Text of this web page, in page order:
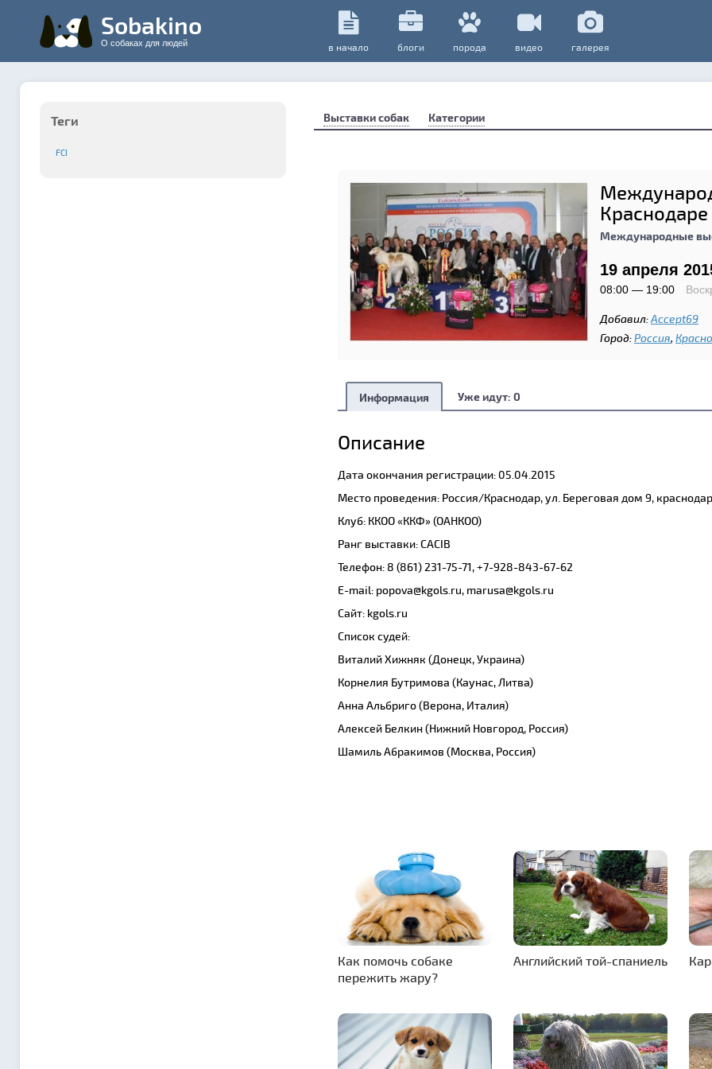
Sobakino
О собаках для людей в начало блоги порода видео галерея
Теги
FCI
Выставки собак Категории
Краснодаре
Международные
19 апреля
08:00 — 19:00
Добавил:Accept69
Город:Россия,
Информация Уже идут: 0
Описание
Дата окончания регистрации: 05.04.2015
Место проведения: Россия/Краснодар, ул. Береговая дом 9, краснодар
Клуб: ККОО «ККФ» (ОАНКОО)
Ранг выставки: CACIB
Телефон: 8 (861) 231-75-71, +7-928-843-67-62
E-mail: popova@kgols.ru, marusa@kgols.ru
Сайт: kgols.ru
Список судей:
Виталий Хижняк (Донецк, Украина)
Корнелия Бутримова (Каунас, Литва)
Анна Альбриго (Верона, Италия)
Алексей Белкин (Нижний Новгород, Россия)
Шамиль Абракимов (Москва, Россия)
Как помочь собаке
пережить жару?
Английский той-спаниель